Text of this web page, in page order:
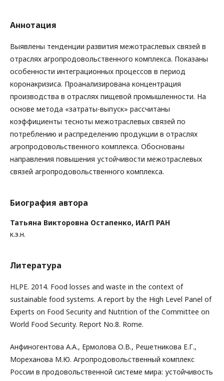
Аннотация
Выявлены тенденции развития межотраслевых связей в
отраслях агропродовольственного комплекса. Показаны
особенности интеграционных процессов в период
коронакризиса. Проанализирована концентрация
производства в отраслях пищевой промышленности. На
основе метода «затраты-выпуск» рассчитаны
коэффициенты тесноты межотраслевых связей по
потреблению и распределению продукции в отраслях
агропродовольственного комплекса. Обоснованы
направления повышения устойчивости межотраслевых
связей агропродовольственного комплекса.
Биография автора
Татьяна Викторовна Остапенко, ИАгП РАН
к.э.н.
Литература
HLPE. 2014. Food losses and waste in the context of
sustainable food systems. A report by the High Level Panel of
Experts on Food Security and Nutrition of the Committee on
World Food Security. Report No.8. Rome.
Анфиногентова А.А., Ермолова О.В., Решетникова Е.Г.,
Мореханова М.Ю. Агропродовольственный комплекс
России в продовольственной системе мира: устойчивость